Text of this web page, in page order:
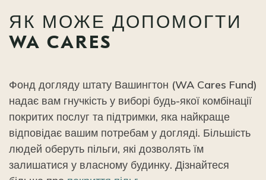
ЯК МОЖЕ ДОПОМОГТИ
WA CARES
Фонд догляду штату Вашингтон (WA Cares Fund)
надає вам гнучкість у виборі будь-якої комбінації
покритих послуг та підтримки, яка найкраще
відповідає вашим потребам у догляді. Більшість
людей оберуть пільги, які дозволять їм
залишатися у власному будинку. Дізнайтеся